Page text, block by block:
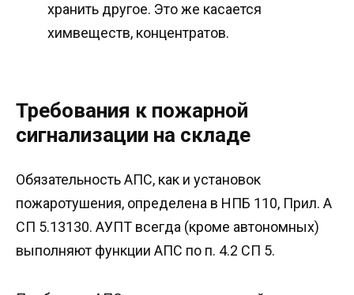
хранить другое. Это же касается
химвеществ, концентратов.
Требования к пожарной
сигнализации на складе
Обязательность АПС, как и установок
пожаротушения, определена в НПБ 110, Прил. А
СП 5.13130. АУПТ всегда (кроме автономных)
выполняют функции АПС по п. 4.2 СП 5.